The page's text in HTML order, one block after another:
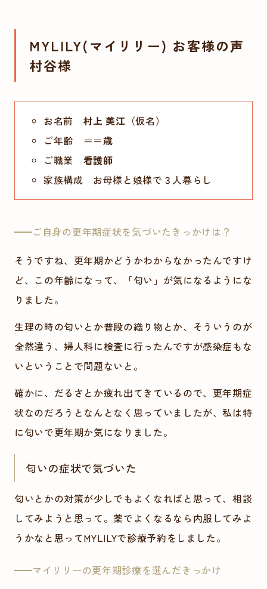
MYLILY(マイリリー) お客様の声
村谷様
お名前 村上 美江 （仮名）
ご年齢 ＝＝歳
ご職業 看護師
家族構成 お母様と娘様で３人暮らし
ご自身の更年期症状を気づいたきっかけは？
そうですね、 更年期かどうかわからなかったんですけ
ど、この年齢になって、「匂い」 が気になるようにな
りました。
生理の時の匂いとか普段の織り物とか、そういうのが
全然違う、婦人科に検査に行ったんですが感染症もな
いということで問題ないと。
確かに、だるさとか疲れ出てきているので、更年期症
状なのだろうとなんとなく思っていましたが、私は特
に匂いで更年期か気になりました。
匂いの症状で気づいた
匂いとかの対策が少しでもよくなればと思って、相談
してみようと思って。薬でよくなるなら内服してみよ
うかなと思ってMYLILYで診療予約をしました。
マイリリーの更年期診療を選んだきっかけ